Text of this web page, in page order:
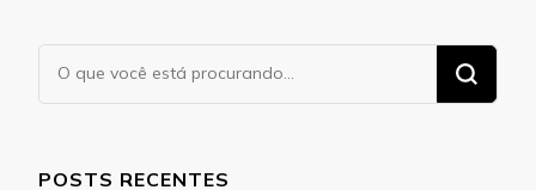
Procurando
algo?
POSTS RECENTES